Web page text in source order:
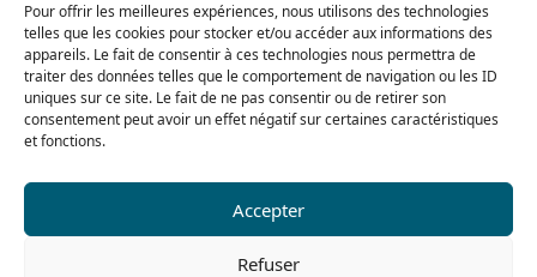
Pour offrir les meilleures expériences, nous utilisons des technologies
telles que les cookies pour stocker et/ou accéder aux informations des
appareils. Le fait de consentir à ces technologies nous permettra de
traiter des données telles que le comportement de navigation ou les ID
uniques sur ce site. Le fait de ne pas consentir ou de retirer son
consentement peut avoir un effet négatif sur certaines caractéristiques
et fonctions.
Accepter
Refuser
Catálogo
Pago seguro en línea
Condiciones generales de venta
Del lunes al jueves
De 8h a 12h30 y de 13h30 a 16h